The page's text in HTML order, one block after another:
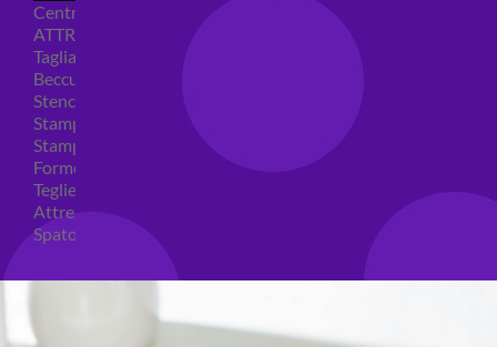
Centrini e Sacchetti Alimentari
ATTREZZI PER DOLCI
Tagliapasta
Beccucci e Sac à poche
Stencil per torte
Stampi ad espulsione
Stampi in silicone
Forme per cioccolato
Teglie per torte
Attrezzi cake design
Spatole ed accessori per decorare